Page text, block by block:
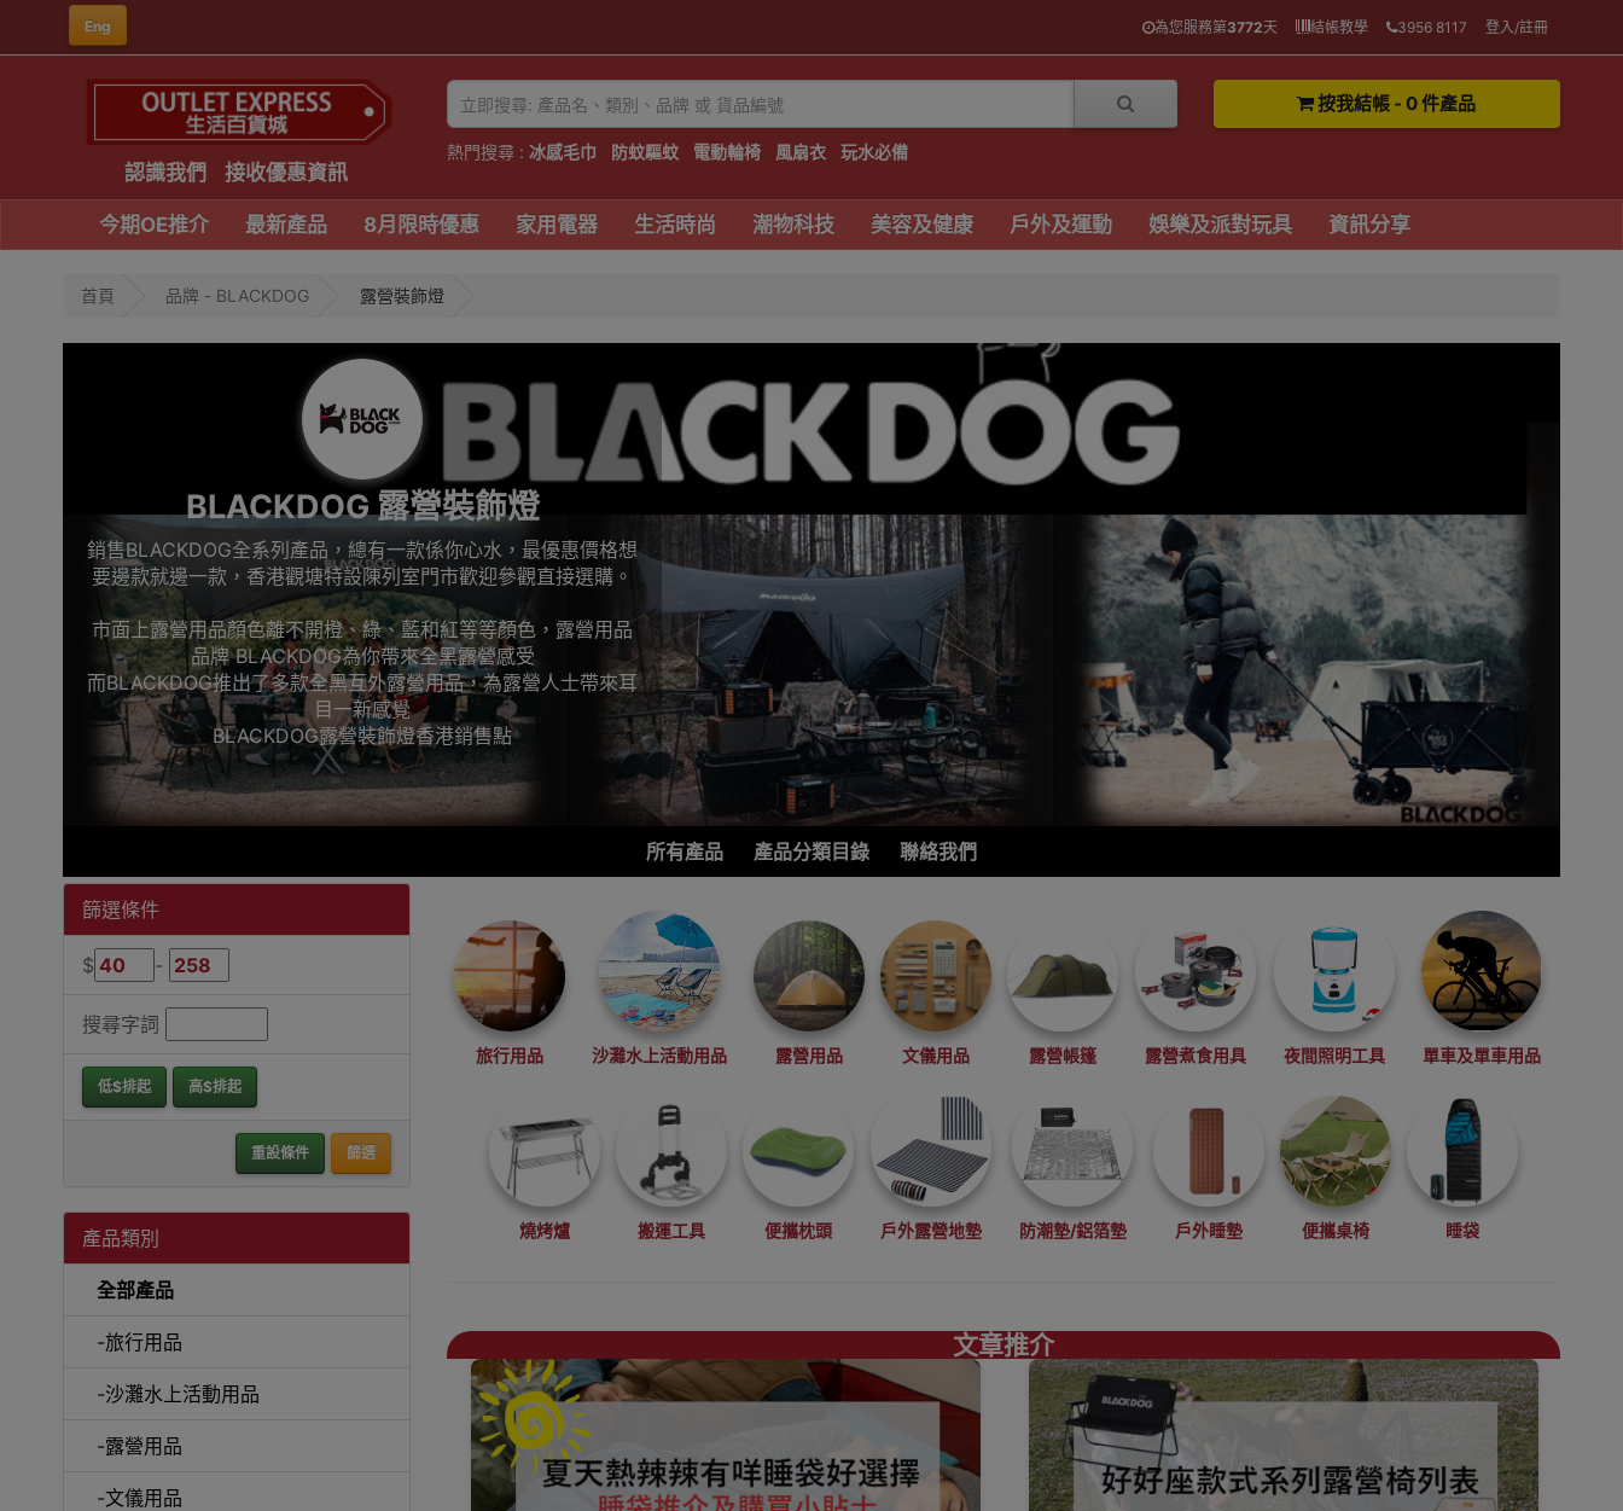
Eng 為您服務第3772天 結帳教學 3956 8117 登入/註冊
認識我們 接收優惠資訊
熱門搜尋 : 冰感毛巾 防蚊驅蚊 電動輪椅 風扇衣 玩水必備
按我結帳 - 0 件產品
今期OE推介 最新產品 8月限時優惠 家用電器 生活時尚 潮物科技 美容及健康 戶外及運動 娛樂及派對玩具 資訊分享
首頁 品牌 - BLACKDOG 露營裝飾燈
BLACKDOG 露營裝飾燈
銷售BLACKDOG全系列產品，總有一款係你心水，最優惠價格想
要邊款就邊一款，香港觀塘特設陳列室門市歡迎參觀直接選購。
市面上露營用品顏色離不開橙、綠、藍和紅等等顏色，露營用品
品牌 BLACKDOG為你帶來全黑露營感受
而BLACKDOG推出了多款全黑互外露營用品，為露營人士帶來耳
目一新感覺
BLACKDOG露營裝飾燈香港銷售點
所有產品 產品分類目錄 聯絡我們
篩選條件
$ -
搜尋字詞
低$排起 高$排起
重設條件 篩選
產品類別
全部產品
-旅行用品
-沙灘水上活動用品
-露營用品
-文儀用品
旅行用品 沙灘水上活動用品 露營用品 文儀用品 露營帳篷 露營煮食用具 夜間照明工具 單車及單車用品
燒烤爐 搬運工具 便攜枕頭 戶外露營地墊 防潮墊/鋁箔墊 戶外睡墊 便攜桌椅 睡袋
天幕及功能帳幕 背包/收納包 炊具套鍋 爐頭用品工具 餐具 露營工具及配件 電筒 露營燈
文章推介